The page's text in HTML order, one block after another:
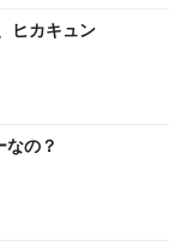
ヒカキュン
なの？